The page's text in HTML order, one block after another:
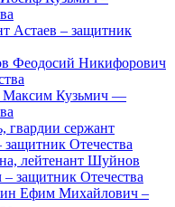
Астаев – защитник
Феодосий Никифорович
Максим Кузьмич —
гвардии сержант
защитник Отечества
лейтенант Шуйнов
защитник Отечества
Ефим Михайлович –